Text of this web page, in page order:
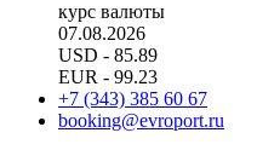
курс валюты
07.08.2026
USD - 85.89
EUR - 99.23
+7 (343) 385 60 67
booking@evroport.ru